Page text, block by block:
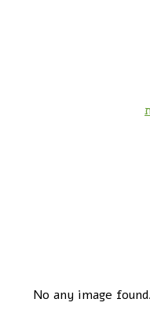
No any image